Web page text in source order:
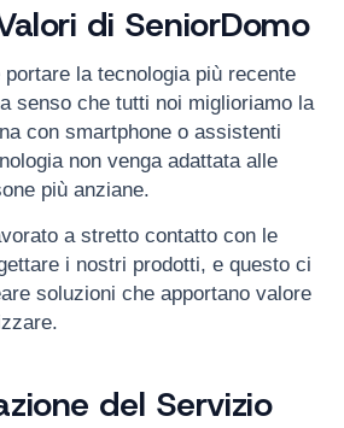
di SeniorDomo
la tecnologia più recente
senso che tutti noi miglioriamo la
con smartphone o assistenti
non venga adattata alle
più anziane.
a stretto contatto con le
i nostri prodotti, e questo ci
soluzioni che apportano valore
del Servizio